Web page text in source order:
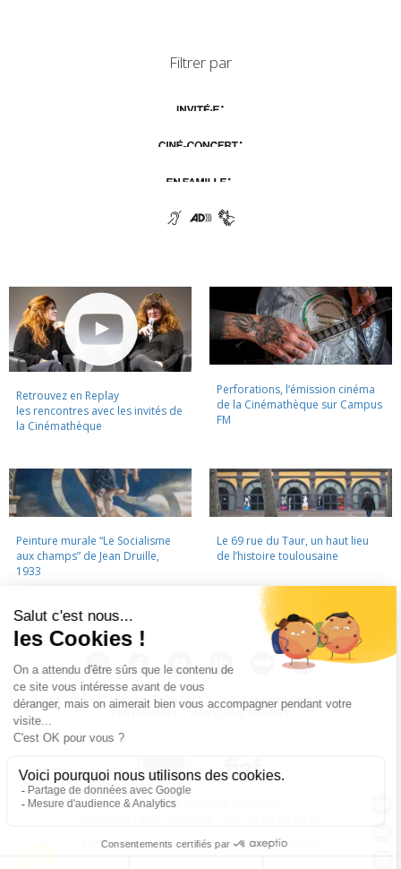
Filtrer par
Retrouvez en Replay
les rencontres avec les invités de
la Cinémathèque
Perforations, l’émission cinéma
de la Cinémathèque sur Campus
FM
Peinture murale “Le Socialisme
aux champs” de Jean Druille,
1933
Le 69 rue du Taur, un haut lieu
de l’histoire toulousaine
LA CINÉMATHÈQUE · CONTACTS · LETTRE D'INFORMATION ·
PARTENAIRES
MENTIONS LÉGALES
La Cinémathèque de Toulouse
La Cinémathèque de Toulouse © 2015. Tous droits réservés.